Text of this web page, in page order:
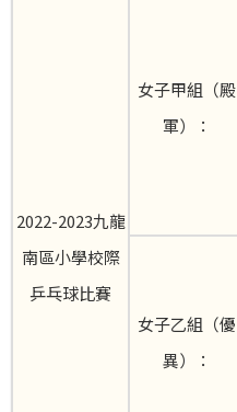
2022-2023九龍
南區小學校際
乒乓球比賽
女子甲組（殿
軍）：
女子乙組（優
異）：